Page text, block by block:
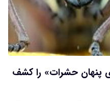
پنهان حشرات» را کشف